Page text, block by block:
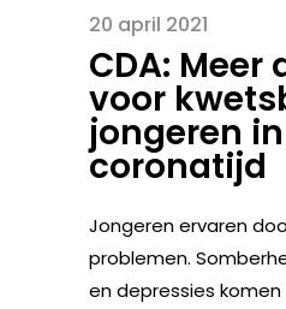
20 april 2021
CDA:
voor
jongeren in
coronatijd
Jongeren ervaren
problemen.
en depressies